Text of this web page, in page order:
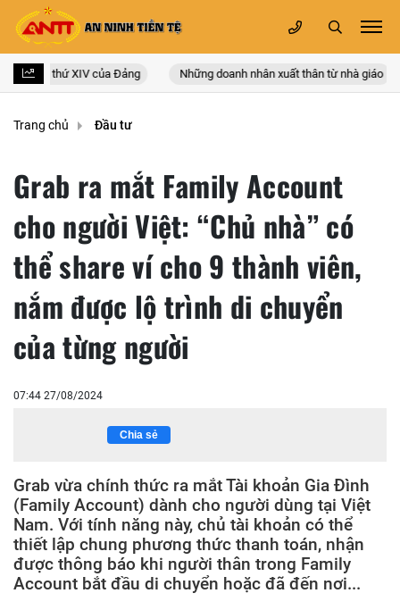
lần thứ XIV của Đảng Những doanh nhân xuất thân từ nhà giáo
Trang chủ Đầu tư
Grab ra mắt Family Account
cho người Việt: “Chủ nhà” có
thể share ví cho 9 thành viên,
nắm được lộ trình di chuyển
của từng người
07:44 27/08/2024
Chia sẻ
Grab vừa chính thức ra mắt Tài khoản Gia Đình
(Family Account) dành cho người dùng tại Việt
Nam. Với tính năng này, chủ tài khoản có thể
thiết lập chung phương thức thanh toán, nhận
được thông báo khi người thân trong Family
Account bắt đầu di chuyển hoặc đã đến nơi...